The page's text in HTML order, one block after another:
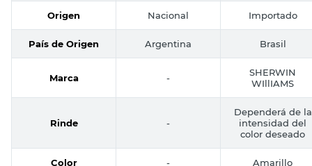
Origen Nacional Importado
País de Origen Argentina Brasil
Marca -
SHERWIN
WIllIAMS
Rinde -
Dependerá de la
intensidad del
color deseado
Color - Amarillo